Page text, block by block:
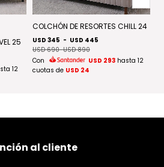
25
12
COLCHÓN DE RESORTES CHILL 24
USD 345 - USD 445
USD 690-USD 890
Con
USD 293hasta 12
cuotas de USD 24
al cliente